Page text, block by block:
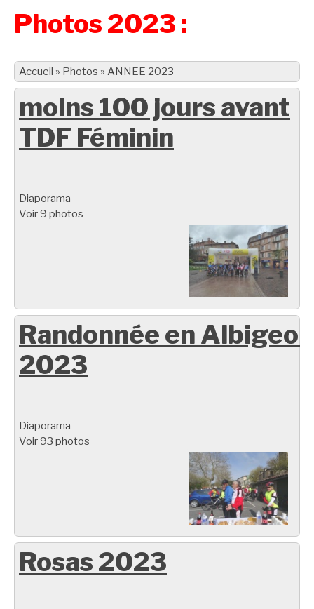
Photos 2023 :
Accueil » Photos » ANNEE 2023
moins 100 jours avant
TDF Féminin
Diaporama
Voir 9 photos
Randonnée en
2023
Diaporama
Voir 93 photos
Rosas 2023